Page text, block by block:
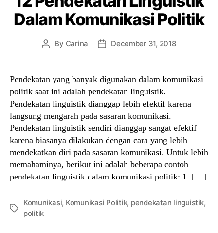
Dalam Komunikasi Politik
Post
By Carina
PostDecember 31, 2018
Pendekatan yang banyak digunakan dalam komunikasi
politik saat ini adalah pendekatan linguistik.
Pendekatan linguistik dianggap lebih efektif karena
langsung mengarah pada sasaran komunikasi.
Pendekatan linguistik sendiri dianggap sangat efektif
karena biasanya dilakukan dengan cara yang lebih
mendekatkan diri pada sasaran komunikasi. Untuk lebih
memahaminya, berikut ini adalah beberapa contoh
pendekatan linguistik dalam komunikasi politik: 1. […]
Tags
Komunikasi, Komunikasi Politik, pendekatan linguistik,
politik